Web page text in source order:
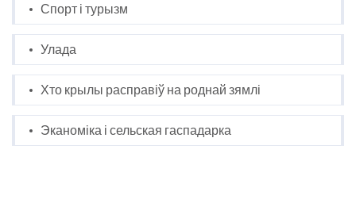
Спорт і турызм
Улада
Хто крылы расправіў на роднай зямлі
Эканоміка і сельская гаспадарка